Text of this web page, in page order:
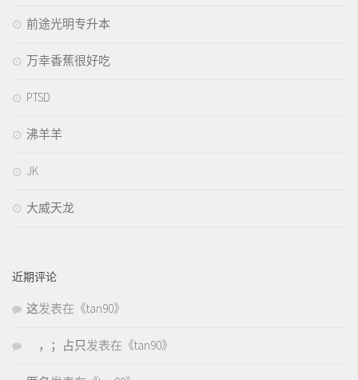
前途光明专升本
万幸香蕉很好吃
PTSD
沸羊羊
JK
大威天龙
近期评论
这发表在《tan90》
，；占只发表在《tan90》